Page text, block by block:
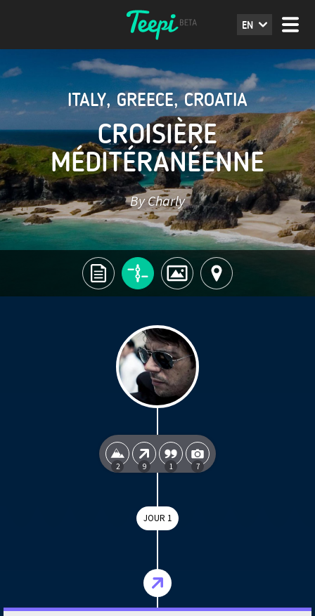
EN
ITALY,GREECE,CROATIA
CROISIÈRE
MÉDITÉRANÉENNE
By Charly
2 9 1 7
JOUR 1